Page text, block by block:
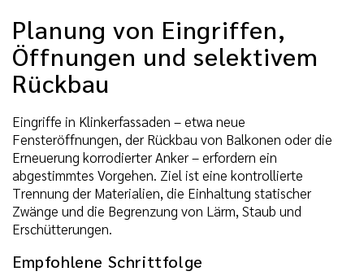
Planung von Eingriffen,
Öffnungen und selektivem
Rückbau
Eingriffe in Klinkerfassaden – etwa neue
Fensteröffnungen, der Rückbau von Balkonen oder die
Erneuerung korrodierter Anker – erfordern ein
abgestimmtes Vorgehen. Ziel ist eine kontrollierte
Trennung der Materialien, die Einhaltung statischer
Zwänge und die Begrenzung von Lärm, Staub und
Erschütterungen.
Empfohlene Schrittfolge